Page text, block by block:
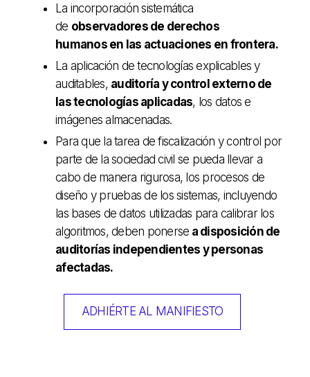
La incorporación sistemática
de observadores de derechos
humanos en las actuaciones en frontera.
La aplicación de tecnologías explicables y
auditables, auditoría y control externo de
las tecnologías aplicadas, los datos e
imágenes almacenadas.
Para que la tarea de fiscalización y control por
parte de la sociedad civil se pueda llevar a
cabo de manera rigurosa, los procesos de
diseño y pruebas de los sistemas, incluyendo
las bases de datos utilizadas para calibrar los
algoritmos, deben ponerse a disposición de
auditorías independientes y personas
afectadas.
ADHIÉRTE AL MANIFIESTO